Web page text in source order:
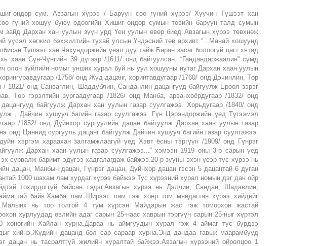
өндөр сум. Авзагын хүрээ / Баруун соо гүний хүрээ/ Хуучин Түшээт хан
гүний хошуу буюу одоогийн Хишиг өндөр сумын төвийн баруун талд сумын
зайд Дархан хан уулын зүүн урд Үен уулын өвөр биед Авзагын хүрээ төвхнөж
үүсэл хөгжил бэхжилтийн тухай улсын Үндэсний төв архивт “...Манай хошуунд
Түшээт хан Чахундоржийн үеэл дүү тайж Баран засаг болоогүй цагт хятад
хаан Сүн-Чүнгийн 39 дүгээр /1611/ онд байгуулсан. “Гандандаржаалин” сүмд
олон зүйлийн номыг унших хурал буй нь уул хошууны нутаг Дархан хаан уулын
/1758/ онд Жүд дацанг, хоринтавдугаар /1760/ онд Дэчинлин, Төр
/ 1821/ онд Санваглин, Шаддублин, Санданлин дацангууд байгуулж Ерөөл зэрэг
Төр гэрэлтийн зургаадугаар /1826/ онд Манба, арванхоёрдугаар /1832/ онд
байгуулж Дархан хан уулын газар суулгажээ. Хорьдугаар /1840/ онд
, Дайчин хушууч багийн газар суулгажээ. Гүн Цэрэндоржийн үед Түгээмэл
/1852/ онд Дүйнхор сургуулийн дацан байгуулж Дархан хаан уулын газар
онд Цаннид сургууль дацанг байгуулж Дайчин хушууч багийн газар суулгажээ.
хэргэм хараахан залгамжлаагүй үед Хэвт ёсны тэргүүн /1909/ онд Гүнрэг
Дархан хаан уулын газар суулгажээ...” хэмээн 1919 оны 3-р сарын үед
сурвалж баримт эдүгээ хадгалагдаж байжээ.20-р зууны эхэн үеэр тус хүрээ нь
дацан, Манбын дацан, Гүнрэг дацан, Дүйнхор дацан гэсэн 5 дацантай 6 дуган
1000 шахам лам хурдаг хүрээ байжээ.Тус хүрээний хурал номын дэг дан ойр
тохирдоггүй байсан гэдэг.Авзагын хүрээ нь Дэлчин, Сандан, Шадавлин,
байв.Хамба лам Ширээт лам гэж хоёр том мяндагтан хүрээ хийдийг
нь тоо толгой 4 түм хүрсэн Майдарын жас гэж томоохон жастай
хурлуудад өвлийн адаг сарын 25-наас хаврын тэргүүн сарын 25-ныг хүртэл
хоногийн Хайлан хурна.Дараа нь аймгуудын хурал гэж 4 аймаг тус бүрдээ
хийнэ.Жүдийн дацанд бол сар сараар хурна.Энд дандаа гавьж маарамбууд
дацан нь тасралтгүй жилийн хуралтай байжээ.Авзагын хүрээний ойролцоо 1